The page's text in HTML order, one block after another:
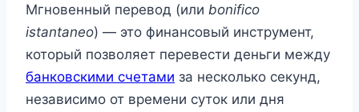
Мгновенный перевод (или bonifico
istantaneo) — это финансовый инструмент,
который позволяет перевести деньги между
банковскими счетами за несколько секунд,
независимо от времени суток или дня